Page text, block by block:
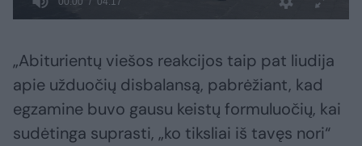
„Abiturientų viešos reakcijos taip pat liudija
apie užduočių disbalansą, pabrėžiant, kad
egzamine buvo gausu keistų formuluočių, kai
sudėtinga suprasti, „ko tiksliai iš tavęs nori“